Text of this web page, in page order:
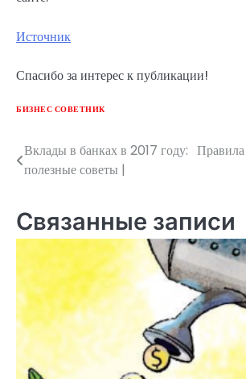
Источник
Спасибо за интерес к публикации!
БИЗНЕС СОВЕТНИК
Навигация
записям
Вклады в банках в 2017 году:
полезные советы |
Связанные записи